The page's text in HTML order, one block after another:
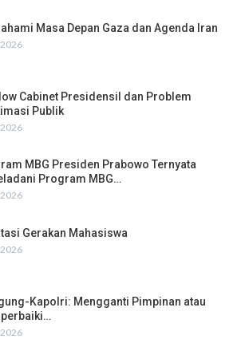
Masa Depan Gaza dan Agenda Iran
Cabinet Presidensil dan Problem
Publik
MBG Presiden Prabowo Ternyata
Program MBG…
Gerakan Mahasiswa
Kapolri: Mengganti Pimpinan atau